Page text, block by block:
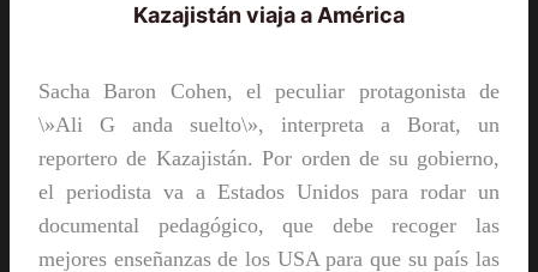
Kazajistán viaja a América
Sacha Baron Cohen, el peculiar protagonista de
\»Ali G anda suelto\», interpreta a Borat, un
reportero de Kazajistán. Por orden de su gobierno,
el periodista va a Estados Unidos para rodar un
documental pedagógico, que debe recoger las
mejores enseñanzas de los USA para que su país las